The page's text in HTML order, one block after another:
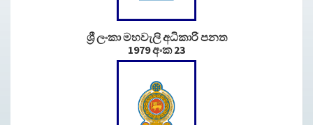
ශ්‍රී ලංකා මහවැලි අධිකාරි පනත
1979 අංක 23